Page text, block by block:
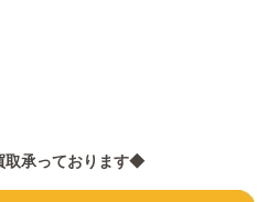
取承っております◆